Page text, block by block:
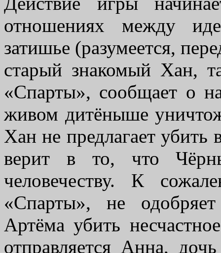
отношениях между
затишье (разумеется,
старый знакомый Хан,
«Спарты», сообщает о
живом дитёныше
Хан не предлагает
верит в то, что
человечеству. К
«Спарты», не
Артёма убить
отправляется Анна,